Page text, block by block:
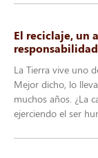
El reciclaje, un
La Tierra vive uno
Mejor dicho, lo
muchos años. ¿La
ejerciendo el ser